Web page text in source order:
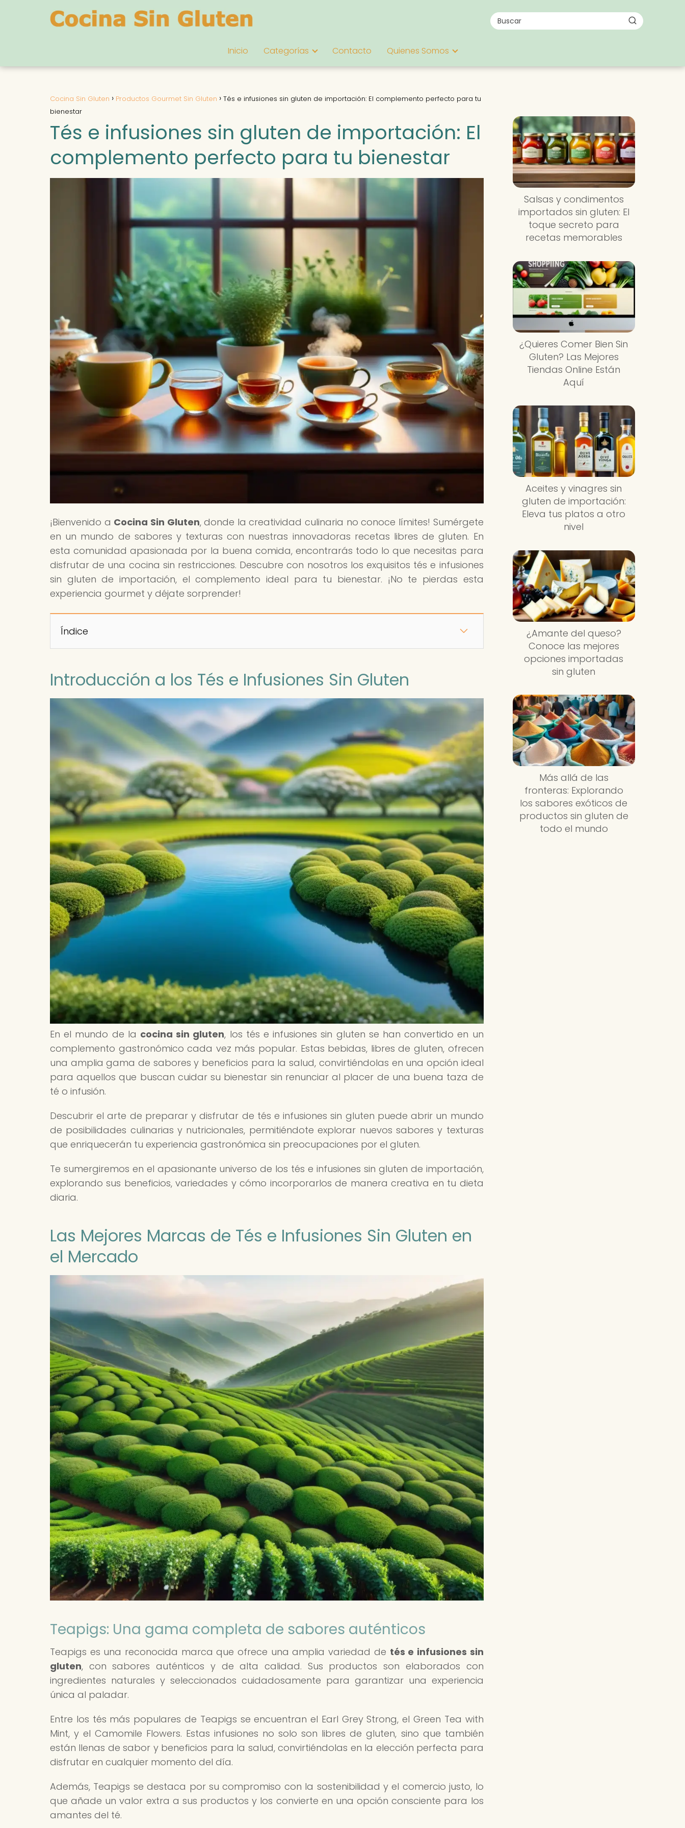
Inicio Categorías Contacto Quienes Somos
Cocina Sin Gluten Productos Gourmet Sin Gluten
Tés e infusiones sin gluten de importación: El complemento perfecto para tu
bienestar
Tés e infusiones sin gluten de importación: El
complemento perfecto para tu bienestar
¡Bienvenido a Cocina Sin Gluten, donde la creatividad culinaria no conoce límites! Sumérgete
en un mundo de sabores y texturas con nuestras innovadoras recetas libres de gluten. En
esta comunidad apasionada por la buena comida, encontrarás todo lo que necesitas para
disfrutar de una cocina sin restricciones. Descubre con nosotros los exquisitos tés e infusiones
sin gluten de importación, el complemento ideal para tu bienestar. ¡No te pierdas esta
experiencia gourmet y déjate sorprender!
Índice
Introducción a los Tés e Infusiones Sin Gluten
En el mundo de la cocina sin gluten, los tés e infusiones sin gluten se han convertido en un
complemento gastronómico cada vez más popular. Estas bebidas, libres de gluten, ofrecen
una amplia gama de sabores y beneficios para la salud, convirtiéndolas en una opción ideal
para aquellos que buscan cuidar su bienestar sin renunciar al placer de una buena taza de
té o infusión.
Descubrir el arte de preparar y disfrutar de tés e infusiones sin gluten puede abrir un mundo
de posibilidades culinarias y nutricionales, permitiéndote explorar nuevos sabores y texturas
que enriquecerán tu experiencia gastronómica sin preocupaciones por el gluten.
Te sumergiremos en el apasionante universo de los tés e infusiones sin gluten de importación,
explorando sus beneficios, variedades y cómo incorporarlos de manera creativa en tu dieta
diaria.
Las Mejores Marcas de Tés e Infusiones Sin Gluten en
el Mercado
Teapigs: Una gama completa de sabores auténticos
Teapigs es una reconocida marca que ofrece una amplia variedad de tés e infusiones sin
gluten, con sabores auténticos y de alta calidad. Sus productos son elaborados con
ingredientes naturales y seleccionados cuidadosamente para garantizar una experiencia
única al paladar.
Entre los tés más populares de Teapigs se encuentran el Earl Grey Strong, el Green Tea with
Mint, y el Camomile Flowers. Estas infusiones no solo son libres de gluten, sino que también
están llenas de sabor y beneficios para la salud, convirtiéndolas en la elección perfecta para
disfrutar en cualquier momento del día.
Además, Teapigs se destaca por su compromiso con la sostenibilidad y el comercio justo, lo
que añade un valor extra a sus productos y los convierte en una opción consciente para los
amantes del té.
Salsas y condimentos
importados sin gluten: El
toque secreto para
recetas memorables
¿Quieres Comer Bien Sin
Gluten? Las Mejores
Tiendas Online Están
Aquí
Aceites y vinagres sin
gluten de importación:
Eleva tus platos a otro
nivel
¿Amante del queso?
Conoce las mejores
opciones importadas
sin gluten
Más allá de las
fronteras: Explorando
los sabores exóticos de
productos sin gluten de
todo el mundo